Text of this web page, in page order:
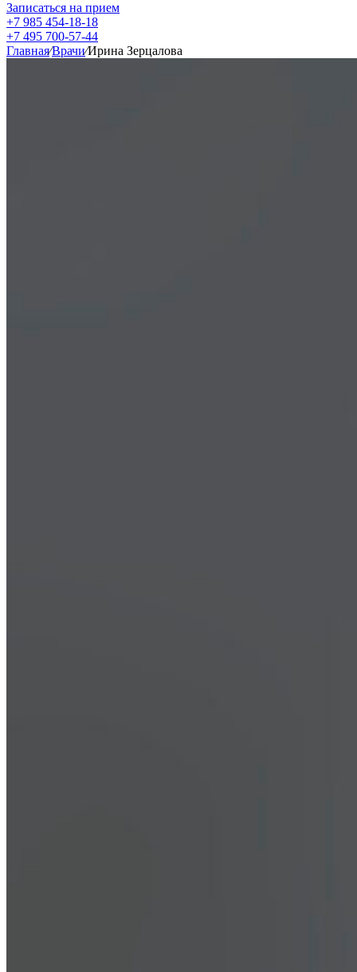
Записаться на прием
+7 985 454-18-18
+7 495 700-57-44
Главная⁄Врачи⁄Ирина Зерцалова